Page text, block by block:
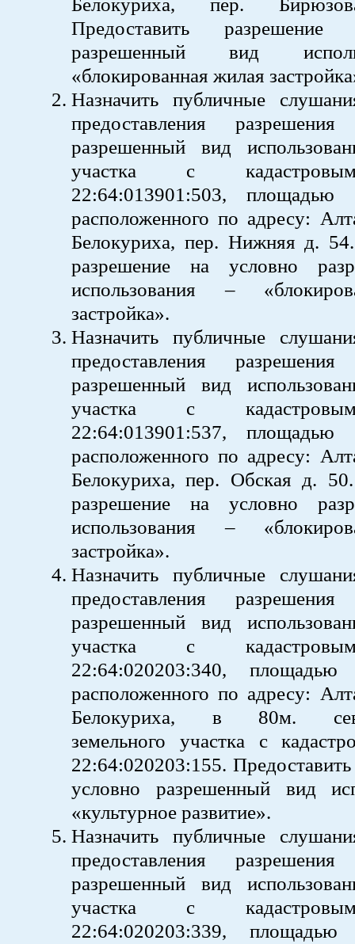
Предоставить
разрешенный вид
«блокированная жилая
Назначить публичные
предоставления
разрешенный вид
участка с
22:64:013901:503,
расположенного по адресу:
Белокуриха, пер. Нижняя д.
разрешение на условно
использования –
застройка».
Назначить публичные
предоставления
разрешенный вид
участка с
22:64:013901:537,
расположенного по адресу:
Белокуриха, пер. Обская д.
разрешение на условно
использования –
застройка».
Назначить публичные
предоставления
разрешенный вид
участка с
22:64:020203:340,
расположенного по адресу:
Белокуриха, в 80м.
земельного участка с
22:64:020203:155.
условно разрешенный вид
«культурное развитие».
Назначить публичные
предоставления
разрешенный вид
участка с
22:64:020203:339,